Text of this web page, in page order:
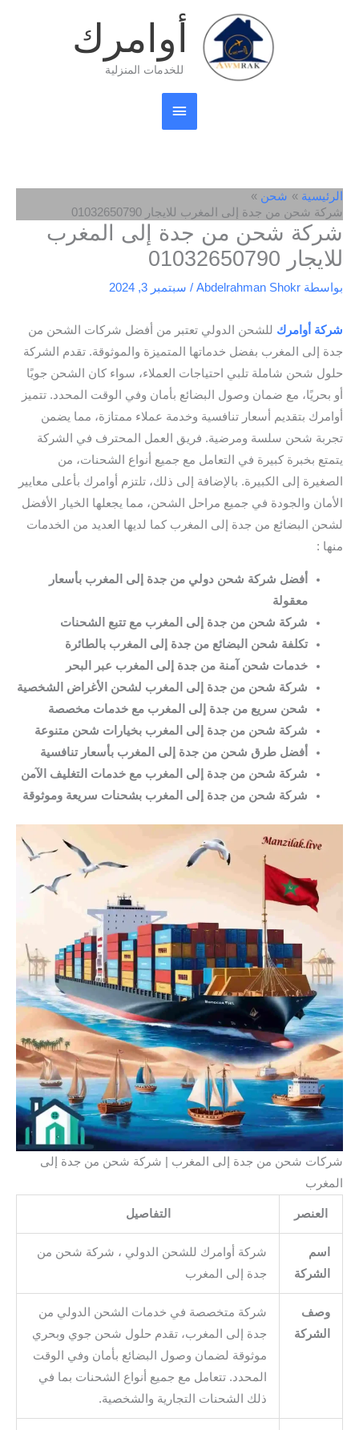
أوامرك
للخدمات المنزلية
القائمة
الرئيسية
الرئيسية
شحن
شركة شحن من جدة إلى المغرب للايجار 01032650790
شركة شحن من جدة إلى المغرب
للايجار 01032650790
بواسطة Abdelrahman Shokr
/ سبتمبر 3, 2024
شركة أوامرك للشحن الدولي تعتبر من أفضل شركات الشحن من
جدة إلى المغرب بفضل خدماتها المتميزة والموثوقة. تقدم الشركة
حلول شحن شاملة تلبي احتياجات العملاء، سواء كان الشحن جويًا
أو بحريًا، مع ضمان وصول البضائع بأمان وفي الوقت المحدد. تتميز
أوامرك بتقديم أسعار تنافسية وخدمة عملاء ممتازة، مما يضمن
تجربة شحن سلسة ومرضية. فريق العمل المحترف في الشركة
يتمتع بخبرة كبيرة في التعامل مع جميع أنواع الشحنات، من
الصغيرة إلى الكبيرة. بالإضافة إلى ذلك، تلتزم أوامرك بأعلى معايير
الأمان والجودة في جميع مراحل الشحن، مما يجعلها الخيار الأفضل
لشحن البضائع من جدة إلى المغرب كما لديها العديد من الخدمات
منها :
أفضل شركة شحن دولي من جدة إلى المغرب بأسعار
معقولة
شركة شحن من جدة إلى المغرب مع تتبع الشحنات
تكلفة شحن البضائع من جدة إلى المغرب بالطائرة
خدمات شحن آمنة من جدة إلى المغرب عبر البحر
شركة شحن من جدة إلى المغرب لشحن الأغراض الشخصية
شحن سريع من جدة إلى المغرب مع خدمات مخصصة
شركة شحن من جدة إلى المغرب بخيارات شحن متنوعة
أفضل طرق شحن من جدة إلى المغرب بأسعار تنافسية
شركة شحن من جدة إلى المغرب مع خدمات التغليف الآمن
شركة شحن من جدة إلى المغرب بشحنات سريعة وموثوقة
شركات شحن من جدة إلى المغرب | شركة شحن من جدة إلى
المغرب
العنصر التفاصيل
اسم
الشركة
شركة أوامرك للشحن الدولي ، شركة شحن من
جدة إلى المغرب
وصف
الشركة
شركة متخصصة في خدمات الشحن الدولي من
جدة إلى المغرب، تقدم حلول شحن جوي وبحري
موثوقة لضمان وصول البضائع بأمان وفي الوقت
المحدد. تتعامل مع جميع أنواع الشحنات بما في
ذلك الشحنات التجارية والشخصية.